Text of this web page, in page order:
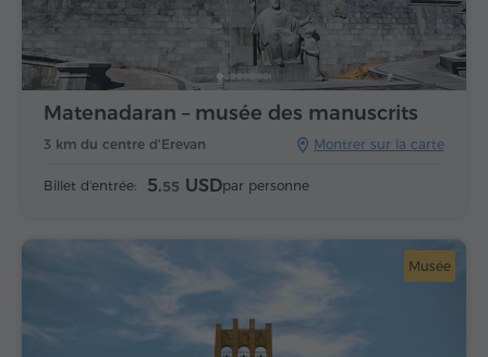
Montrer sur la carte
3 km du centre d'Erevan
Matenadaran – musée des manuscrits
Billet d'entrée: 5.55 USDpar personne
Musée